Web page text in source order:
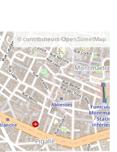
© contributeurs OpenStreetMap